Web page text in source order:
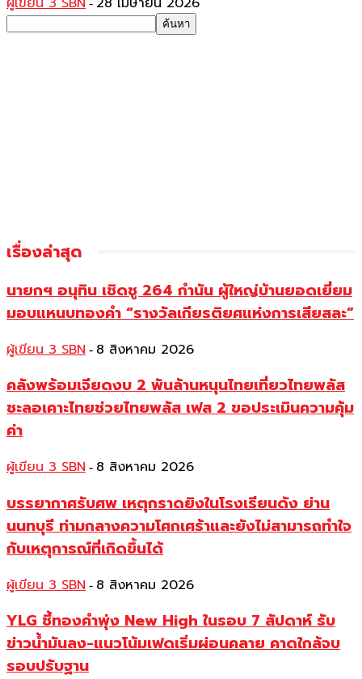
-
เรื่องล่าสุด
นายกฯ อนุทิน เชิดชู 264 กำนัน ผู้ใหญ่บ้านยอดเยี่ยม
มอบแหนบทองคำ “รางวัลเกียรติยศแห่งการเสียสละ”
ผู้เขียน 3 SBN - 8 สิงหาคม 2026
คลังพร้อมเจียดงบ 2 พันล้านหนุนไทยเที่ยวไทยพลัส
ชะลอเคาะไทยช่วยไทยพลัส เฟส 2 ขอประเมินความคุ้ม
ค่า
ผู้เขียน 3 SBN - 8 สิงหาคม 2026
บรรยากาศรับศพ เหตุกราดยิงในโรงเรียนดัง ย่าน
นนทบุรี ท่ามกลางความโศกเศร้าและยังไม่สามารถทำใจ
กับเหตุการณ์ที่เกิดขึ้นได้
ผู้เขียน 3 SBN - 8 สิงหาคม 2026
YLG ชี้ทองคำพุ่ง New High ในรอบ 7 สัปดาห์ รับ
ข่าวน้ำมันลง-แนวโน้มเฟดเริ่มผ่อนคลาย คาดใกล้จบ
รอบปรับฐาน